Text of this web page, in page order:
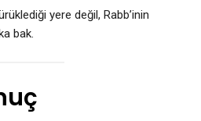
yere değil, Rabb’inin
bak.